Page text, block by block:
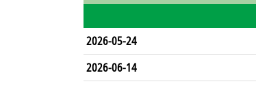
2026-05-24
2026-06-14